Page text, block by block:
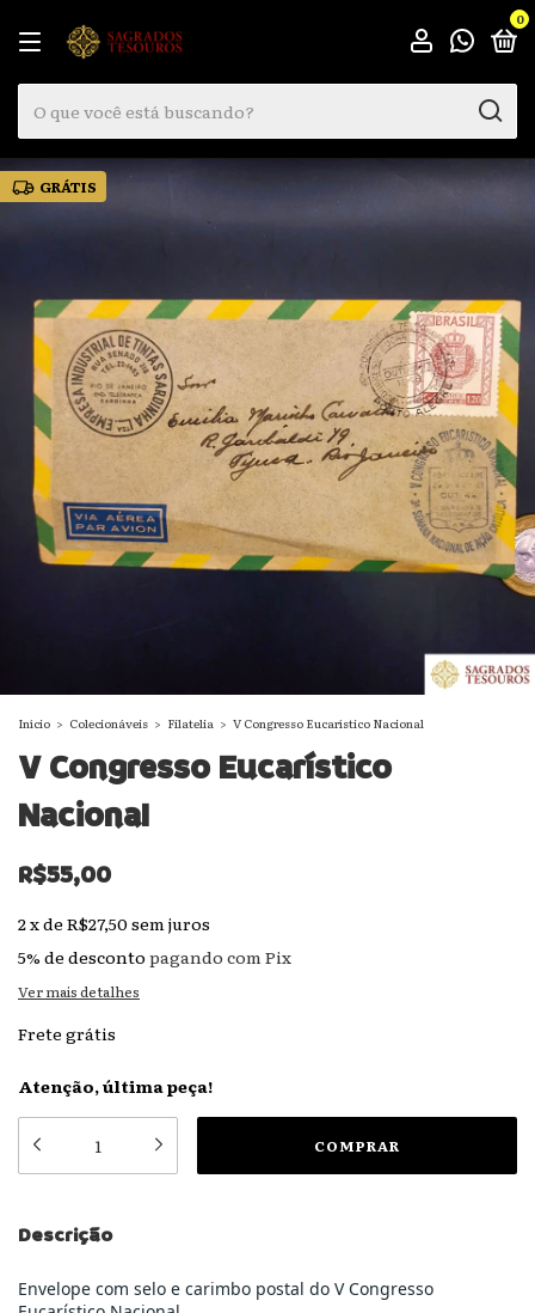
0
GRÁTIS
Início > Colecionáveis > Filatelia > V Congresso Eucarístico Nacional
V Congresso Eucarístico
Nacional
R$55,00
2xde R$27,50 sem juros
5% de desconto pagando com Pix
Ver mais detalhes
Frete grátis
Atenção, última peça!
Descrição
Envelope com selo e carimbo postal do V Congresso